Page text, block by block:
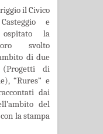
il Civico
e
ospitato la
svolto
di due
di
“Rures” e
dai
del
la stampa